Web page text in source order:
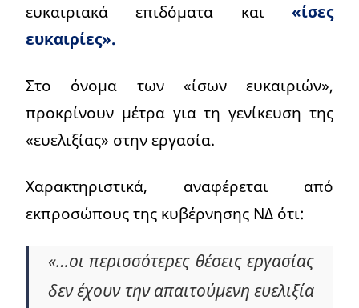
ευκαιριακά επιδόματα και «ίσες
ευκαιρίες».
Στο όνομα των «ίσων ευκαιριών»,
προκρίνουν μέτρα για τη γενίκευση της
«ευελιξίας» στην εργασία.
Χαρακτηριστικά, αναφέρεται από
εκπροσώπους της κυβέρνησης ΝΔ ότι:
«…οι περισσότερες θέσεις εργασίας
δεν έχουν την απαιτούμενη ευελιξία